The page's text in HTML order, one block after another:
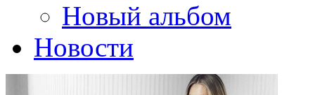
Новый альбом
Новости